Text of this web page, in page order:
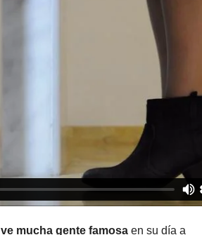
ve mucha gente famosa en su día a